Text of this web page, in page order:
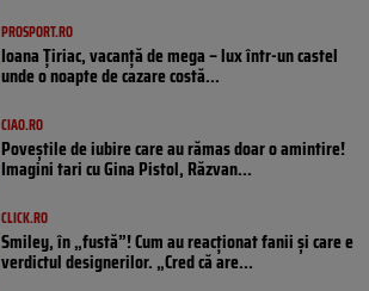
PROSPORT.RO
Ioana Țiriac, vacanță de mega – lux într-un castel
unde o noapte de cazare costă...
CIAO.RO
Poveştile de iubire care au rămas doar o amintire!
Imagini tari cu Gina Pistol, Răzvan...
CLICK.RO
Smiley, în „fustă”! Cum au reacționat fanii și care e
verdictul designerilor. „Cred că are...